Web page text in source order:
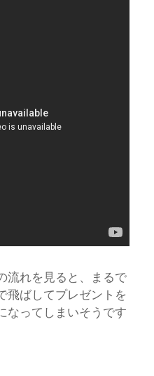
流れを見ると、まるで
飛ばしてプレゼントを
なってしまいそうです